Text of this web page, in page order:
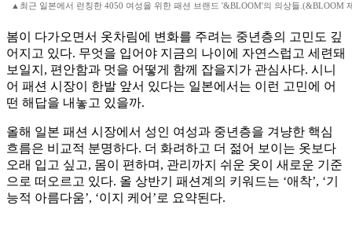
▲최근 일본에서 런칭한 4050 여성을 위한 패션 브랜드 '&BLOOM'의 의상들.(&BLOOM
봄이 다가오면서 옷차림에 변화를 주려는 중년층의 고민도 깊
어지고 있다. 무엇을 입어야 지금의 나이에 자연스럽고 세련돼
보일지, 편안함과 멋을 어떻게 함께 잡을지가 관심사다. 시니
어 패션 시장이 한발 앞서 있다는 일본에서는 이런 고민에 어
떤 해답을 내놓고 있을까.
올해 일본 패션 시장에서 성인 여성과 중년층을 겨냥한 핵심
흐름은 비교적 분명하다. 더 화려하고 더 젊어 보이는 옷보다
오래 입고 싶고, 몸이 편하며, 관리까지 쉬운 옷이 새로운 기준
으로 떠오르고 있다. 올 상반기 패션계의 키워드는 ‘애착’, ‘기
능적 아름다움’, ‘이지 케어’로 요약된다.